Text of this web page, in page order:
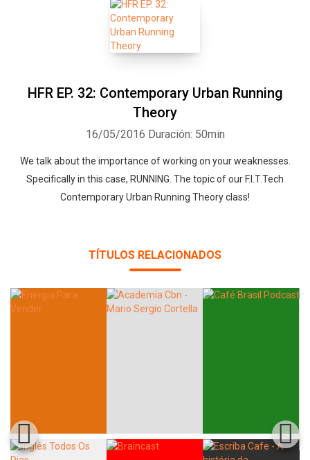
HFR EP. 32: Contemporary Urban Running
Theory
16/05/2016 Duración: 50min
We talk about the importance of working on your weaknesses.
Specifically in this case, RUNNING. The topic of our F.I.T.Tech
Contemporary Urban Running Theory class!
TÍTULOS RELACIONADOS